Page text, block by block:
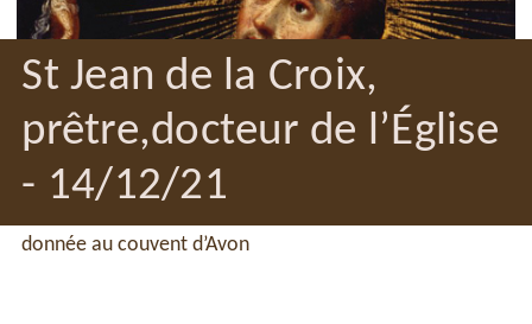
St Jean de la Croix,
prêtre,docteur de l’Église
- 14/12/21
donnée au couvent d’Avon